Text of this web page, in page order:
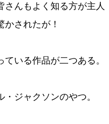
んもよく知る方が主人
されたが！
いる作品が二つある。
ジャクソンのやつ。